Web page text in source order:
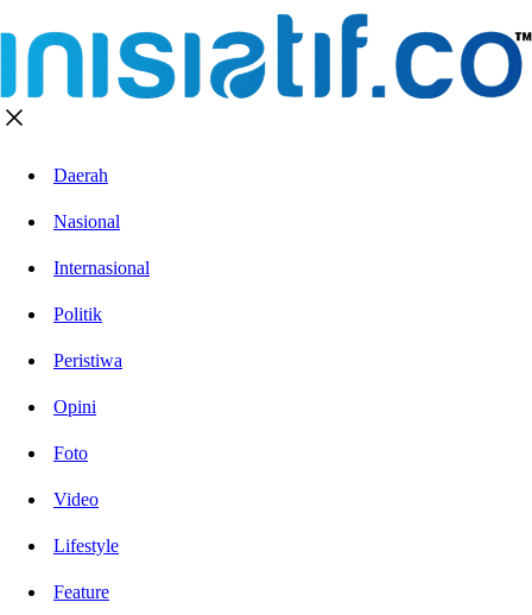
Daerah
Nasional
Internasional
Politik
Peristiwa
Opini
Foto
Video
Lifestyle
Feature